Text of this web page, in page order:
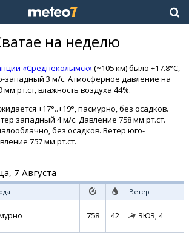
на неделю
«Среднеколымск»(~105 км) было +17.8°C,
западный 3 м/с. Атмосферное давление на
рт.ст, влажность воздуха 44%.
+17°..+19°, пасмурно, без осадков.
западный 4 м/с. Давление 758 мм рт.ст.
без осадков. Ветер юго-
757 мм рт.ст.
7 Августа
Ветер
758 42 ЗЮЗ, 4